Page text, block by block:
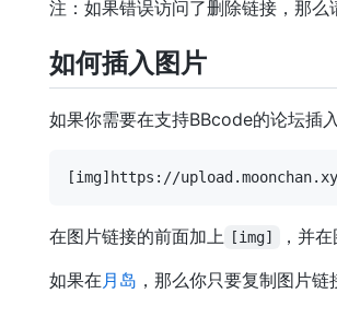
注：如果错误访问了删除链接，那么
如何插入图片
如果你需要在支持BBcode的论坛插
在图片链接的前面加上 [img]
，并
如果在 月岛 ，那么你只要复制图片链